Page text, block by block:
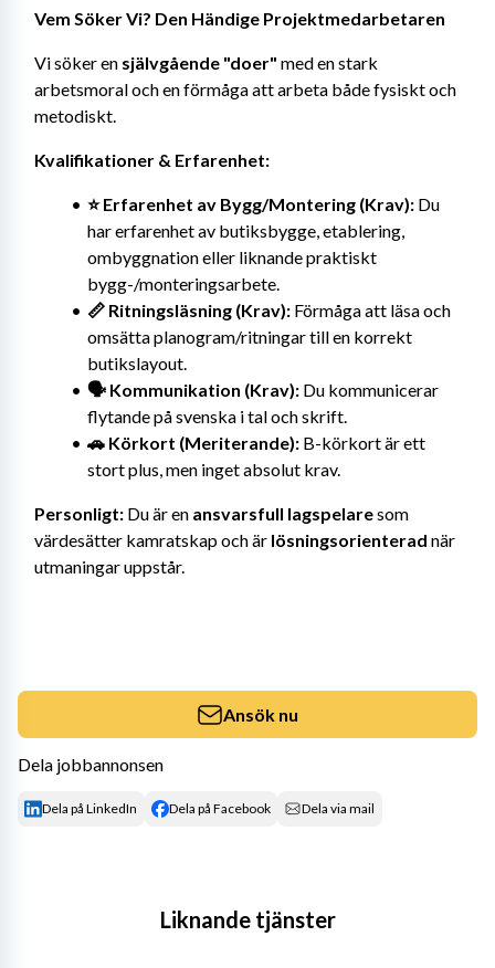
Vem Söker Vi? Den Händige Projektmedarbetaren
Vi söker en självgående "doer" med en stark
arbetsmoral och en förmåga att arbeta både fysiskt och
metodiskt.
Kvalifikationer & Erfarenhet:
⭐ Erfarenhet av Bygg/Montering (Krav): Du
har erfarenhet av butiksbygge, etablering,
ombyggnation eller liknande praktiskt
bygg-/monteringsarbete.
📏 Ritningsläsning (Krav): Förmåga att läsa och
omsätta planogram/ritningar till en korrekt
butikslayout.
🗣️ Kommunikation (Krav): Du kommunicerar
flytande på svenska i tal och skrift.
🚗 Körkort (Meriterande): B-körkort är ett
stort plus, men inget absolut krav.
Personligt: Du är en ansvarsfull lagspelare som
värdesätter kamratskap och är lösningsorienterad när
utmaningar uppstår.
Ansök nu
Dela jobbannonsen
Dela på LinkedIn Dela på Facebook Dela via mail
Liknande tjänster